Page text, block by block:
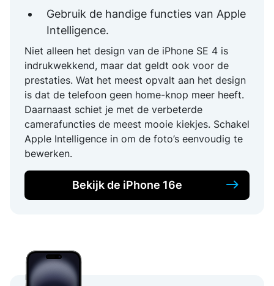
Gebruik de handige functies van Apple
Intelligence.
Niet alleen het design van de iPhone SE 4 is
indrukwekkend, maar dat geldt ook voor de
prestaties. Wat het meest opvalt aan het design
is dat de telefoon geen home-knop meer heeft.
Daarnaast schiet je met de verbeterde
camerafuncties de meest mooie kiekjes. Schakel
Apple Intelligence in om de foto’s eenvoudig te
bewerken.
Bekijk de iPhone 16e